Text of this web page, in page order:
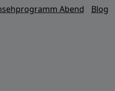
Abend Blog